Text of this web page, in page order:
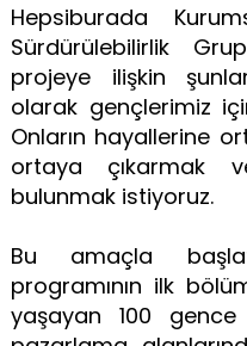
Hepsiburada
Sürdürülebilirlik
projeye ilişkin
olarak gençlerimiz
Onların hayallerine
ortaya çıkarmak
bulunmak istiyoruz.
Bu amaçla
programının ilk
yaşayan 100